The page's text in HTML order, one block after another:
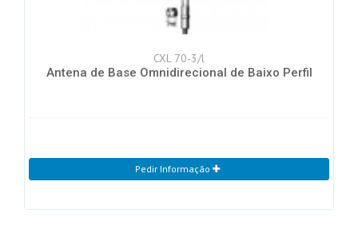
CXL 70-3/l
Antena de Base Omnidirecional de Baixo Perfil
Pedir Informação